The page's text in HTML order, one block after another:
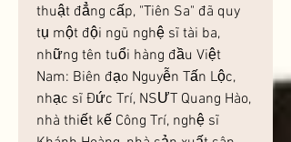
thuật đẳng cấp, "Tiên Sa" đã quy
tụ một đội ngũ nghệ sĩ tài ba,
những tên tuổi hàng đầu Việt
Nam: Biên đạo Nguyễn Tấn Lộc,
nhạc sĩ Đức Trí, NSƯT Quang Hào,
nhà thiết kế Công Trí, nghệ sĩ